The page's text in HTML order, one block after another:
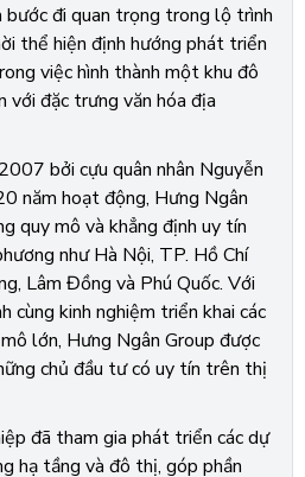
bước đi quan trọng trong lộ trình
thể hiện định hướng phát triển
việc hình thành một khu đô
với đặc trưng văn hóa địa
bởi cựu quân nhân Nguyễn
năm hoạt động, Hưng Ngân
quy mô và khẳng định uy tín
như Hà Nội, TP. Hồ Chí
Lâm Đồng và Phú Quốc. Với
cùng kinh nghiệm triển khai các
lớn, Hưng Ngân Group được
chủ đầu tư có uy tín trên thị
đã tham gia phát triển các dự
hạ tầng và đô thị, góp phần